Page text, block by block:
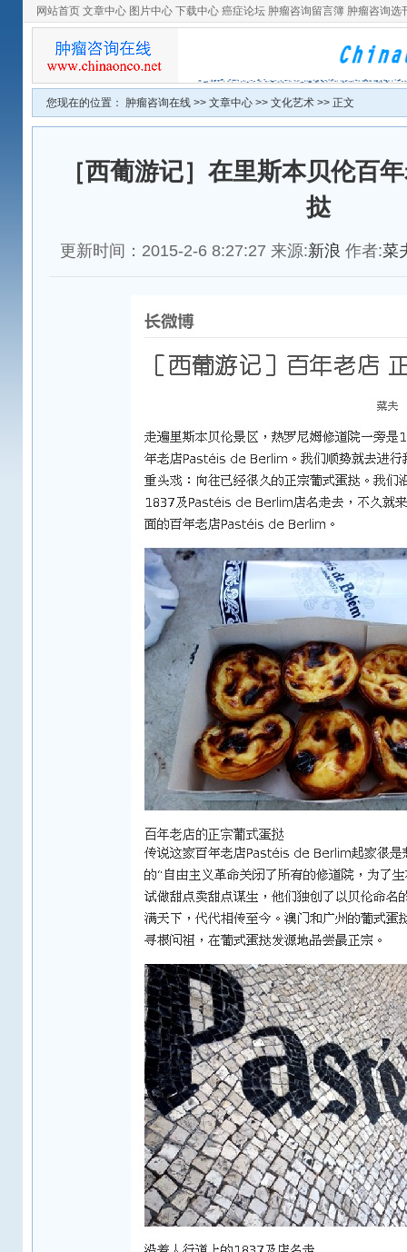
网站首页 文章中心 图片中心 下载中心 癌症论坛 肿瘤咨询留言簿 肿瘤咨询选
您现在的位置： 肿瘤咨询在线 >> 文章中心 >> 文化艺术 >> 正文
［西葡游记］在里斯本贝伦百
挞
更新时间：2015-2-6 8:27:27 来源:新浪 作者:菜